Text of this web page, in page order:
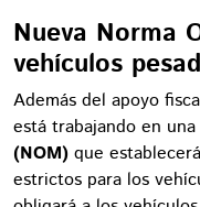
Nueva Norma
vehículos
Además del apoyo
está trabajando en una
(NOM) que
estrictos para los